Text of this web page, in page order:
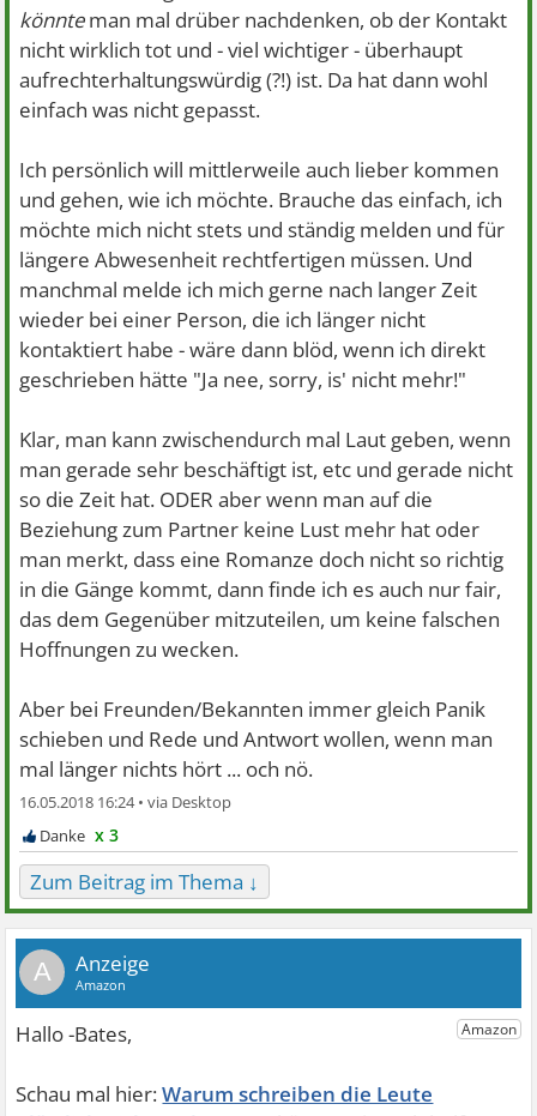
könnteman mal drüber nachdenken, ob der Kontakt
nicht wirklich tot und - viel wichtiger - überhaupt
aufrechterhaltungswürdig (?!) ist. Da hat dann wohl
einfach was nicht gepasst.
Ich persönlich will mittlerweile auch lieber kommen
und gehen, wie ich möchte. Brauche das einfach, ich
möchte mich nicht stets und ständig melden und für
längere Abwesenheit rechtfertigen müssen. Und
manchmal melde ich mich gerne nach langer Zeit
wieder bei einer Person, die ich länger nicht
kontaktiert habe - wäre dann blöd, wenn ich direkt
geschrieben hätte "Ja nee, sorry, is' nicht mehr!"
Klar, man kann zwischendurch mal Laut geben, wenn
man gerade sehr beschäftigt ist, etc und gerade nicht
so die Zeit hat. ODER aber wenn man auf die
Beziehung zum Partner keine Lust mehr hat oder
man merkt, dass eine Romanze doch nicht so richtig
in die Gänge kommt, dann finde ich es auch nur fair,
das dem Gegenüber mitzuteilen, um keine falschen
Hoffnungen zu wecken.
Aber bei Freunden/Bekannten immer gleich Panik
schieben und Rede und Antwort wollen, wenn man
mal länger nichts hört ... och nö.
16.05.2018 16:24 •
x 3
Zum Beitrag im Thema ↓
A
Warum schreiben die Leute